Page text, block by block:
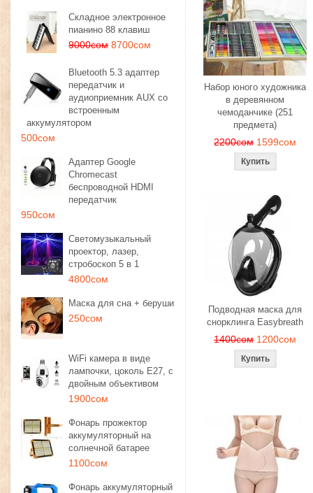
Складное электронное
пианино 88 клавиш
9000сом 8700сом
Bluetooth 5.3 адаптер
передатчик и
аудиоприемник AUX со
встроенным
аккумулятором
500сом
Адаптер Google
Chromecast
беспроводной HDMI
передатчик
950сом
Светомузыкальный
проектор, лазер,
стробоскоп 5 в 1
4800сом
Маска для сна + беруши
250сом
WiFi камера в виде
лампочки, цоколь E27, с
двойным объективом
1900сом
Фонарь прожектор
аккумуляторный на
солнечной батарее
1100сом
Фонарь аккумуляторный
Набор юного художника
в деревянном
чемоданчике (251
предмета)
2200сом 1599сом
Подводная маска для
снорклинга Easybreath
1400сом 1200сом